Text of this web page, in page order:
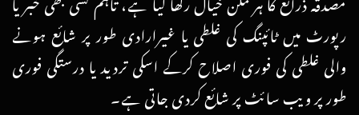
رپورٹ میں ٹائپنگ کی غلطی یا غیرارادی طور پر شائع ہونے
والی غلطی کی فوری اصلاح کرکے اسکی تردید یا درستگی فوری
طور پر ویب سائٹ پر شائع کردی جاتی ہے۔